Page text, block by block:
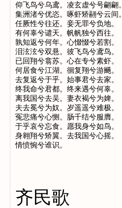
仰飞鸟兮乌鸢。凌玄虚兮号翩翩。
集洲渚兮优恣。啄虾矫翮兮云间。
任厥性兮往还。妾无罪兮负地。
有何辜兮谴天。帆帆独兮西往。
孰知返兮何年。心惙惙兮若割。
泪泫泫兮双悬。彼飞鸟兮鸢鸟。
已回翔兮翕苏。心在专兮素虾。
何居食兮江湖。徊复翔兮游颺。
去复返兮于乎。始事君兮去家。
终我命兮君都。终来遇兮何辜。
离我国兮去吴。妻衣褐兮为婢。
夫去冕兮为奴。岁遥遥兮难极。
冤悲痛兮心恻。肠千结兮服膺。
于乎哀兮忘食。愿我身兮如鸟。
身翱翔兮矫翼。去我国兮心摇。
齐民歌